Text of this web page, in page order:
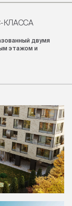
КЛАССА
двумя
этажом и